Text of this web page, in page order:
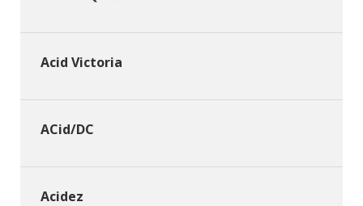
Acid Victoria
ACid/DC
Acidez